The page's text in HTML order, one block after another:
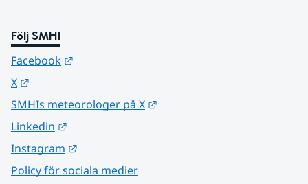
Följ SMHI
Facebook
X
SMHIs meteorologer på X
Linkedin
Instagram
Policy för sociala medier